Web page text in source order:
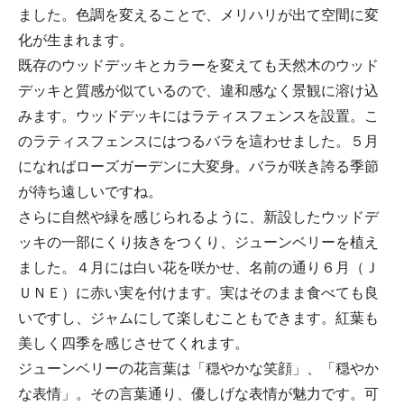
ました。色調を変えることで、メリハリが出て空間に変
化が生まれます。
既存のウッドデッキとカラーを変えても天然木のウッド
デッキと質感が似ているので、違和感なく景観に溶け込
みます。ウッドデッキにはラティスフェンスを設置。こ
のラティスフェンスにはつるバラを這わせました。５月
になればローズガーデンに大変身。バラが咲き誇る季節
が待ち遠しいですね。
さらに自然や緑を感じられるように、新設したウッドデ
ッキの一部にくり抜きをつくり、ジューンベリーを植え
ました。４月には白い花を咲かせ、名前の通り６月（Ｊ
ＵＮＥ）に赤い実を付けます。実はそのまま食べても良
いですし、ジャムにして楽しむこともできます。紅葉も
美しく四季を感じさせてくれます。
ジューンベリーの花言葉は「穏やかな笑顔」、「穏やか
な表情」。その言葉通り、優しげな表情が魅力です。可